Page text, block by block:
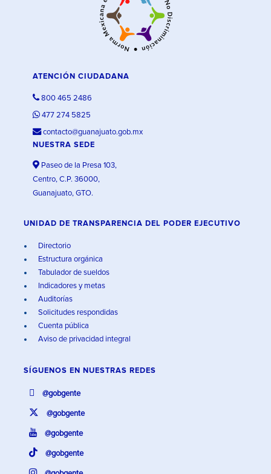
ATENCIÓN CIUDADANA
800 465 2486
477 274 5825
contacto@guanajuato.gob.mx
NUESTRA SEDE
Paseo de la Presa 103,
Centro, C.P. 36000,
Guanajuato, GTO.
UNIDAD DE TRANSPARENCIA DEL PODER EJECUTIVO
Directorio
Estructura orgánica
Tabulador de sueldos
Indicadores y metas
Auditorías
Solicitudes respondidas
Cuenta pública
Aviso de privacidad integral
SÍGUENOS EN NUESTRAS REDES
@gobgente
@gobgente
@gobgente
@gobgente